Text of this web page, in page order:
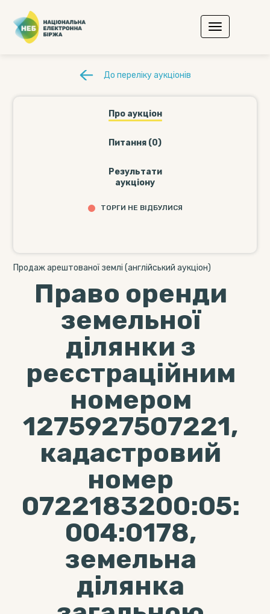
До переліку аукціонів
Про аукціон
Питання (0)
Результати
аукціону
ТОРГИ НЕ ВІДБУЛИСЯ
Продаж арештованої землі (англійський аукціон)
Право оренди
земельної
ділянки з
реєстраційним
номером
1275927507221,
кадастровий
номер
0722183200:05:
004:0178,
земельна
ділянка